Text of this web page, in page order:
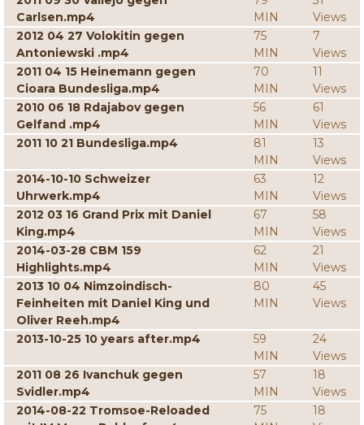
Carlsen.mp4
MIN
Views
2012 04 27 Volokitin gegen
Antoniewski .mp4
75
MIN
7
Views
2011 04 15 Heinemann gegen
Cioara Bundesliga.mp4
70
MIN
11
Views
2010 06 18 Rdajabov gegen
Gelfand .mp4
56
MIN
61
Views
2011 10 21 Bundesliga.mp4
81
MIN
13
Views
2014-10-10 Schweizer
Uhrwerk.mp4
63
MIN
12
Views
2012 03 16 Grand Prix mit Daniel
King.mp4
67
MIN
58
Views
2014-03-28 CBM 159
Highlights.mp4
62
MIN
21
Views
2013 10 04 Nimzoindisch-
Feinheiten mit Daniel King und
Oliver Reeh.mp4
80
MIN
45
Views
2013-10-25 10 years after.mp4
59
MIN
24
Views
2011 08 26 Ivanchuk gegen
Svidler.mp4
57
MIN
18
Views
2014-08-22 Tromsoe-Reloaded
75
18